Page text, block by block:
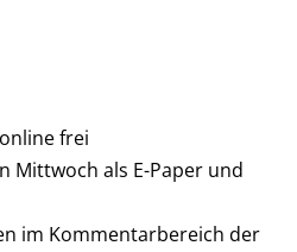
frei
Mittwoch als E-Paper und
im Kommentarbereich der